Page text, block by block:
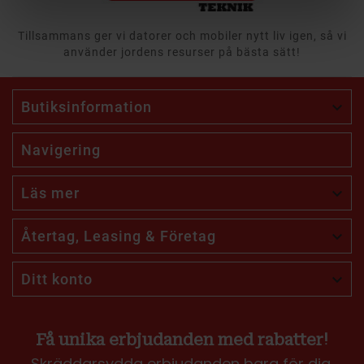
Tillsammans ger vi datorer och mobiler nytt liv igen, så vi
använder jordens resurser på bästa sätt!
Butiksinformation 
Navigering
Läs mer 
Återtag, Leasing & Företag 
Ditt konto 
Få unika erbjudanden med rabatter!